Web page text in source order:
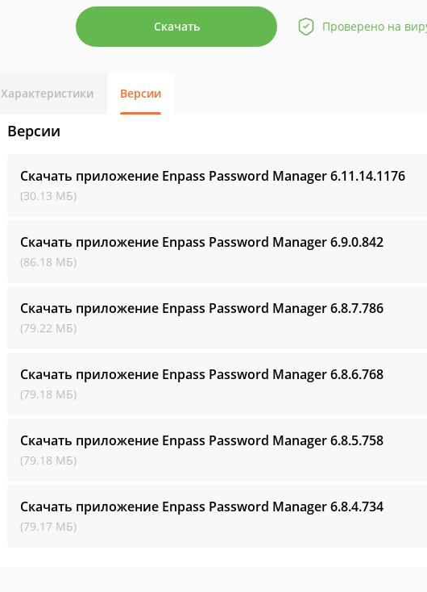
Скачать Проверено на
Характеристики Версии
Версии
Скачать приложение Enpass Password Manager6.11.14.1176
(30.13 МБ)
Скачать приложение Enpass Password Manager6.9.0.842
(86.18 МБ)
Скачать приложение Enpass Password Manager6.8.7.786
(79.22 МБ)
Скачать приложение Enpass Password Manager6.8.6.768
(79.18 МБ)
Скачать приложение Enpass Password Manager6.8.5.758
(79.18 МБ)
Скачать приложение Enpass Password Manager6.8.4.734
(79.17 МБ)